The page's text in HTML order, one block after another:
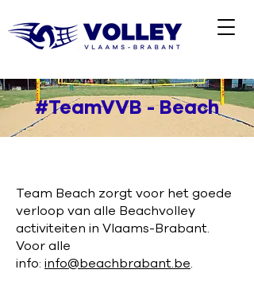
#TeamVVB - Beach
Team Beach zorgt voor het goede
verloop van alle Beachvolley
activiteiten in Vlaams-Brabant.
Voor alle
info: info@beachbrabant.be.